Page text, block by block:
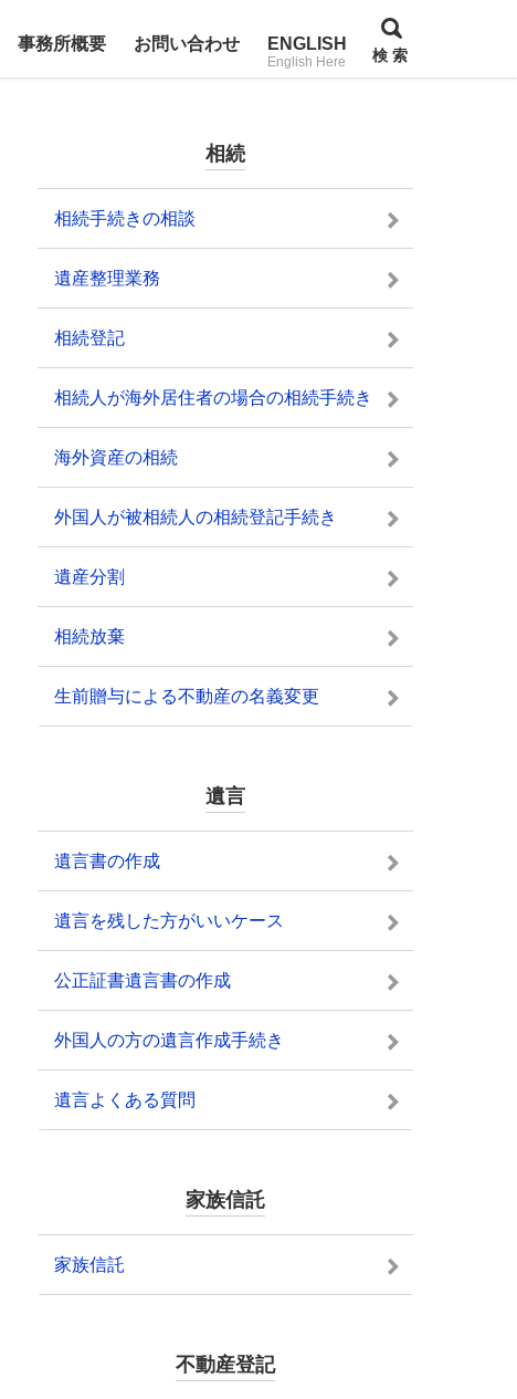
事務所概要 お問い合わせ ENGLISH
English Here 検 索
相続
相続手続きの相談
遺産整理業務
相続登記
相続人が海外居住者の場合の相続手続き
海外資産の相続
外国人が被相続人の相続登記手続き
遺産分割
相続放棄
生前贈与による不動産の名義変更
遺言
遺言書の作成
遺言を残した方がいいケース
公正証書遺言書の作成
外国人の方の遺言作成手続き
遺言よくある質問
家族信託
家族信託
不動産登記